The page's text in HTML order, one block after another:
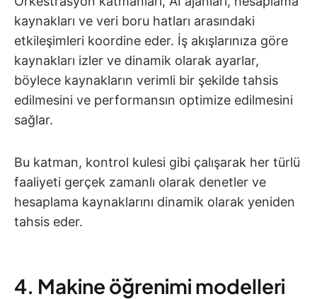
kaynakları ve veri boru hatları arasındaki
etkileşimleri koordine eder. İş akışlarınıza göre
kaynakları izler ve dinamik olarak ayarlar,
böylece kaynakların verimli bir şekilde tahsis
edilmesini ve performansın optimize edilmesini
sağlar.
Bu katman, kontrol kulesi gibi çalışarak her türlü
faaliyeti gerçek zamanlı olarak denetler ve
hesaplama kaynaklarını dinamik olarak yeniden
tahsis eder.
4. Makine öğrenimi modelleri